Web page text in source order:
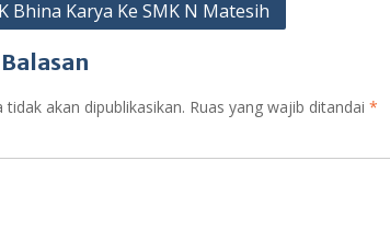
Bhina Karya Ke SMK N Matesih
akan dipublikasikan. Ruas yang wajib ditandai *